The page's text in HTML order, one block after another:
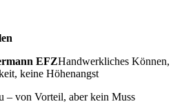
EFZHandwerkliches Können,
keine Höhenangst
– von Vorteil, aber kein Muss